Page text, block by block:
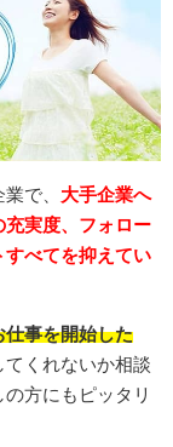
で、 大手企業へ
充実度、フォロー
すべてを抑えてい
仕事を開始した
てくれないか相談
方にもピッタリ